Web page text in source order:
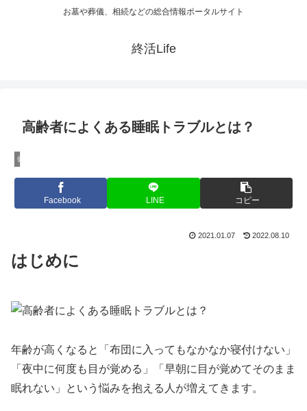
お墓や葬儀、相続などの総合情報ポータルサイト
終活Life
高齢者によくある睡眠トラブルとは？
健康
Facebook LINE コピー
2021.01.07 2022.08.10
はじめに
年齢が高くなると「布団に入ってもなかなか寝付けない」
「夜中に何度も目が覚める」「早朝に目が覚めてそのまま
眠れない」という悩みを抱える人が増えてきます。